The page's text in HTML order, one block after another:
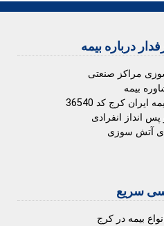
درباره بیمه
مراکز صنعتی
بیمه
ایران کرج کد 36540
انداز انفرادی
آتش سوزی
سریع
بیمه در کرج